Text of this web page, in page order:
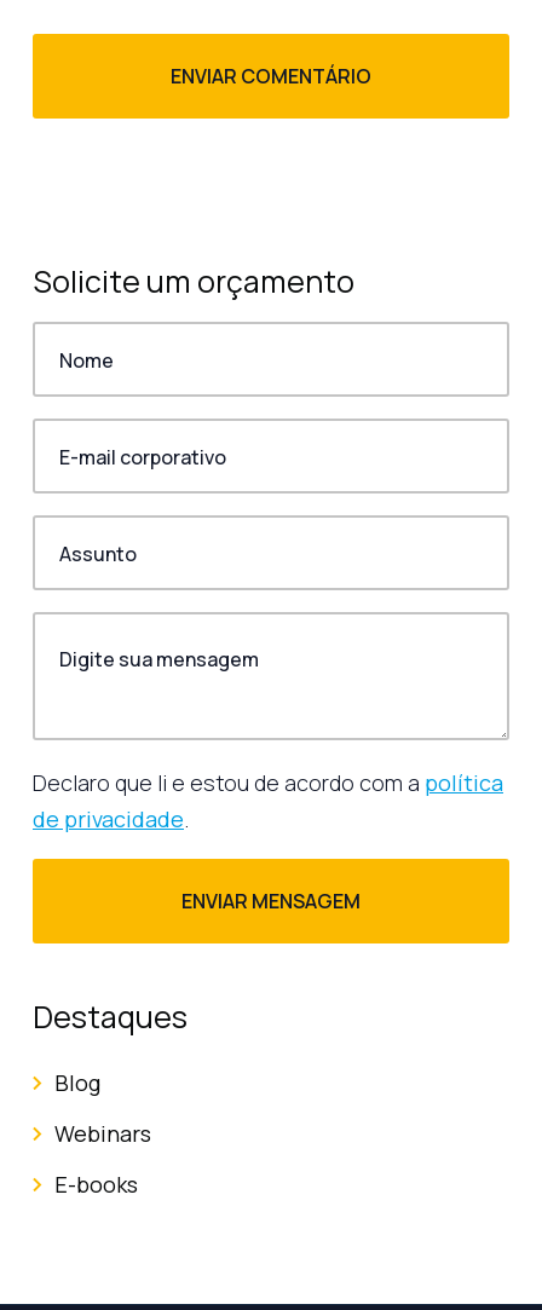
Solicite um orçamento
Declaro que li e estou de acordo com a política
de privacidade.
Destaques
Blog
Webinars
E-books